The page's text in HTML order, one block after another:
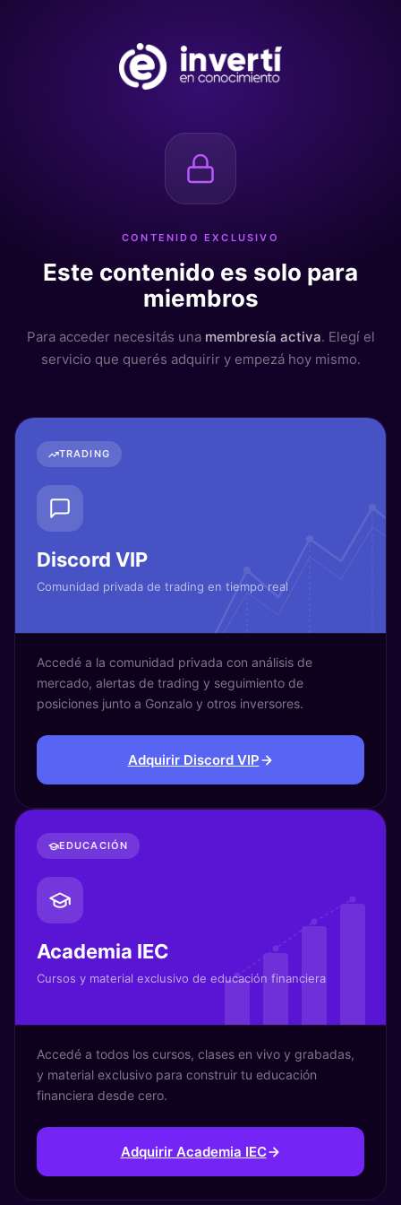
CONTENIDO EXCLUSIVO
Este contenido es solo para
miembros
Para acceder necesitás una membresía activa. Elegí el
servicio que querés adquirir y empezá hoy mismo.
TRADING
Discord VIP
Comunidad privada de trading en tiempo real
Accedé a la comunidad privada con análisis de
mercado, alertas de trading y seguimiento de
posiciones junto a Gonzalo y otros inversores.
Adquirir Discord VIP
EDUCACIÓN
Academia IEC
Cursos y material exclusivo de educación financiera
Accedé a todos los cursos, clases en vivo y grabadas,
y material exclusivo para construir tu educación
financiera desde cero.
Adquirir Academia IEC